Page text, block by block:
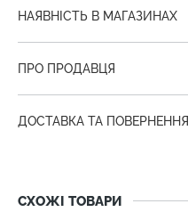
НАЯВНІСТЬ В МАГАЗИНАХ
ПРО ПРОДАВЦЯ
ДОСТАВКА ТА ПОВЕРНЕННЯ
СХОЖІ ТОВАРИ